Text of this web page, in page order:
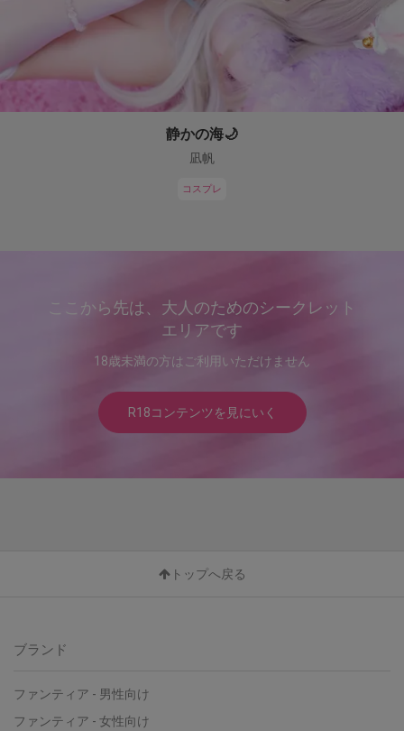
静かの海🌙
凪帆
コスプレ
ここから先は、大人のためのシークレット
エリアです
18歳未満の方はご利用いただけません
R18コンテンツを見にいく
トップへ戻る
ブランド
ファンティア - 男性向け
ファンティア - 女性向け